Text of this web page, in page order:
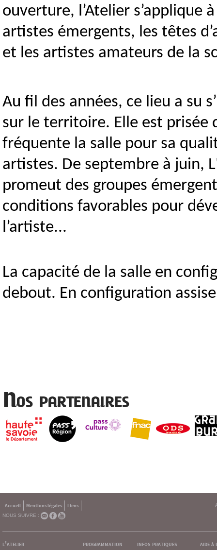
ouverture, l’Atelier s’applique
artistes émergents, les têtes
et les artistes amateurs de la
Au fil des années, ce lieu a su
sur le territoire. Elle est prisée
fréquente la salle pour sa
artistes. De septembre à juin,
promeut des groupes
conditions favorables pour
l’artiste...
La capacité de la salle en
debout. En configuration
Nos partenaires
Accueil Mentions légales
Liens
NOUS SUIVRE :
l'atelier programmation infos pratiques aide